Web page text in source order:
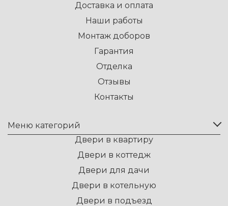
Доставка и оплата
Наши работы
Монтаж доборов
Гарантия
Отделка
Отзывы
Контакты
Меню категорий
Двери в квартиру
Двери в коттедж
Двери для дачи
Двери в котельную
Двери в подъезд